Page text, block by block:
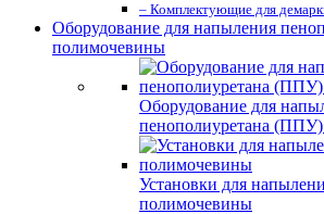
– Комплектующие для
Оборудование для напыления
полимочевины
Оборудование для
пенополиуретана
Установки для
полимочевины